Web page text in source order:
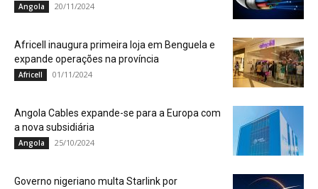
Angola 20/11/2024
Africell inaugura primeira loja em Benguela e
expande operações na província
Africell 01/11/2024
Angola Cables expande-se para a Europa com
a nova subsidiária
Angola 25/10/2024
Governo nigeriano multa Starlink por